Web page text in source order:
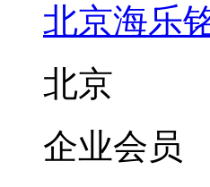
北京海乐
北京
企业会员